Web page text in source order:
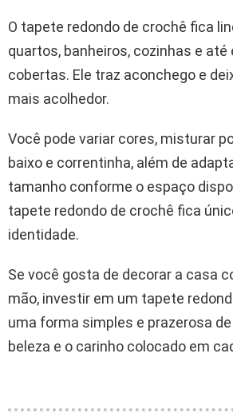
O tapete redondo de crochê fica
quartos, banheiros, cozinhas e até
cobertas. Ele traz aconchego e
mais acolhedor.
Você pode variar cores, misturar
baixo e correntinha, além de
tamanho conforme o espaço
tapete redondo de crochê fica
identidade.
Se você gosta de decorar a casa
mão, investir em um tapete
uma forma simples e prazerosa
beleza e o carinho colocado em